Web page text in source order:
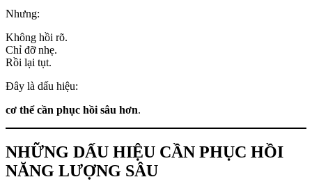
Nhưng:
Không hồi rõ.
Chỉ đỡ nhẹ.
Rồi lại tụt.
Đây là dấu hiệu:
cơ thể cần phục hồi sâu hơn.
NHỮNG DẤU HIỆU CẦN PHỤC HỒI
NĂNG LƯỢNG SÂU